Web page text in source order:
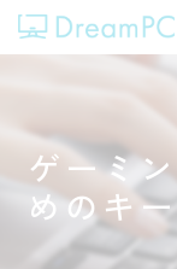
ゲーミ
めのキ